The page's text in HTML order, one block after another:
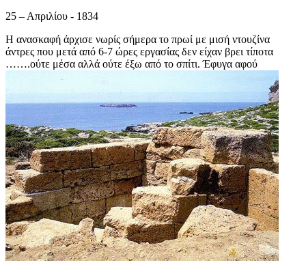
25 – Απριλίου - 1834
Η ανασκαφή άρχισε νωρίς σήμερα το πρωί με μισή ντουζίνα
άντρες που μετά από 6-7 ώρες εργασίας δεν είχαν βρει τίποτα
…….ούτε μέσα αλλά ούτε έξω από το σπίτι. Έφυγα αφού